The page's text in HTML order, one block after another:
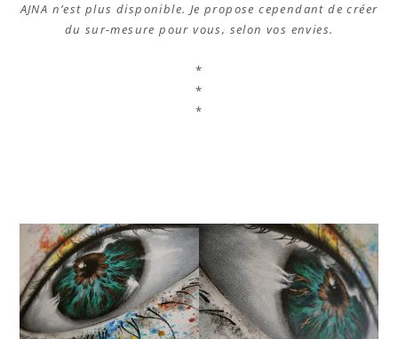
AJNA n’est plus disponible. Je propose cependant de créer
du sur-mesure pour vous, selon vos envies.
*
*
*